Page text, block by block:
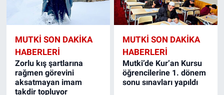
MUTKI SON DAKIKA
HABERLERI
Zorlu kış şartlarına
rağmen görevini
aksatmayan imam
takdir topluyor
MUTKI SON DAKIKA
HABERLERI
Mutki’de Kur’an Kursu
öğrencilerine 1. dönem
sonu sınavları yapıldı